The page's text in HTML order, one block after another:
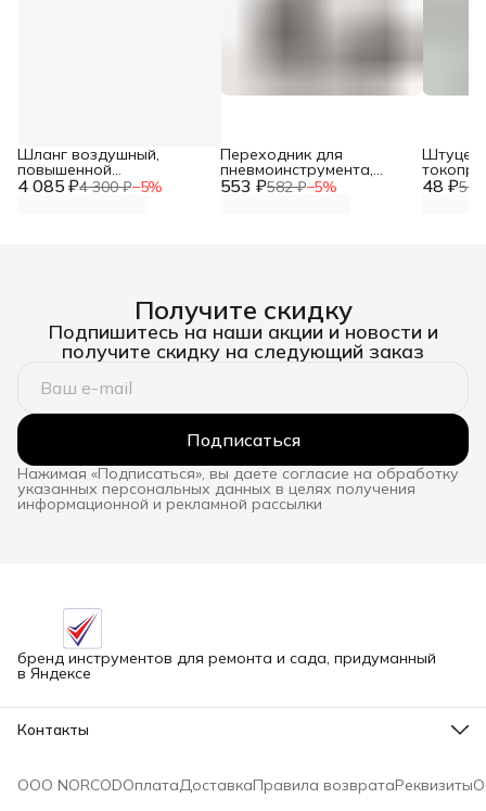
4 085 ₽4 300 ₽−5%
Шланг воздушный,
повышенной
эластичности для пневмо 553 ₽582 ₽−5%
Переходник для
пневмоинструмента,
штуцер- быстросъемное 48 ₽50
Штуцер
Получите скидку
Подпишитесь на наши акции и новости и
получите скидку на следующий заказ
Подписаться
Нажимая «Подписаться», вы даете согласие на обработку
указанных персональных данных в целях получения
информационной и рекламной рассылки
бренд инструментов для ремонта и сада, придуманный
в Яндексе
Контакты
Телефон
ООО NORCODОплатаДоставкаПравила возвратаРеквизиты